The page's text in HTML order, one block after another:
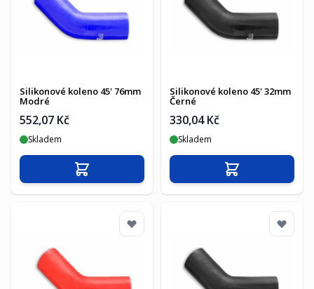
Silikonové koleno 45' 76mm
Modré
552,07 Kč
Skladem
Přidat do košíku
Silikonové koleno 45' 32mm
Černé
330,04 Kč
Skladem
Přidat do košíku